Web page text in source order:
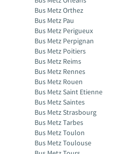
Bus Metz Orthez
Bus Metz Pau
Bus Metz Perigueux
Bus Metz Perpignan
Bus Metz Poitiers
Bus Metz Reims
Bus Metz Rennes
Bus Metz Rouen
Bus Metz Saint Etienne
Bus Metz Saintes
Bus Metz Strasbourg
Bus Metz Tarbes
Bus Metz Toulon
Bus Metz Toulouse